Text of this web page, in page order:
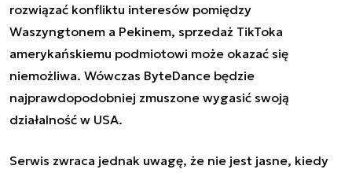
rozwiązać konfliktu interesów pomiędzy
Waszyngtonem a Pekinem, sprzedaż TikToka
amerykańskiemu podmiotowi może okazać się
niemożliwa. Wówczas ByteDance będzie
najprawdopodobniej zmuszone wygasić swoją
działalność w USA.
Serwis zwraca jednak uwagę, że nie jest jasne, kiedy